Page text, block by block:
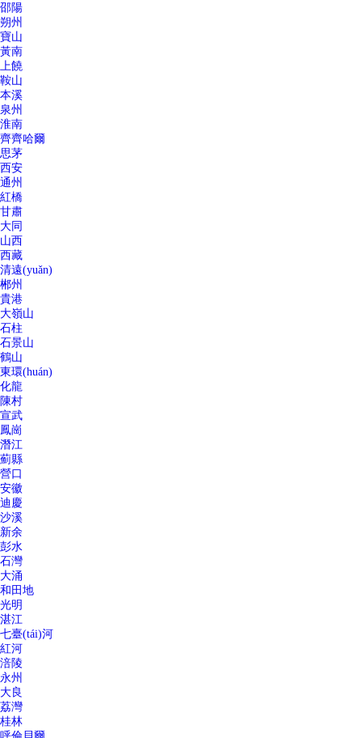
邵陽
朔州
寶山
黃南
上饒
鞍山
本溪
泉州
淮南
齊齊哈爾
思茅
西安
通州
紅橋
甘肅
大同
山西
西藏
清遠(yuǎn)
郴州
貴港
大嶺山
石柱
石景山
鶴山
東環(huán)
化龍
陳村
宣武
鳳崗
潛江
薊縣
營口
安徽
迪慶
沙溪
新余
彭水
石灣
大涌
和田地
光明
湛江
七臺(tái)河
紅河
涪陵
永州
大良
荔灣
桂林